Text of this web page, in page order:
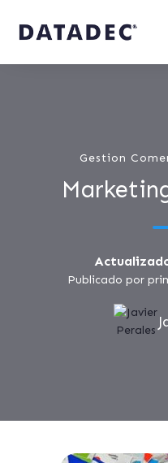
Gestion
Publicado por